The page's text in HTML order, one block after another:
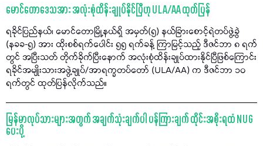
မောင်တောဒေသအား အလုံးစုံထိန်းချုပ်နိုင်ပြီဟု ULA/AA ထုတ်ပြန်
ရခိုင်ပြည်နယ်၊ မောင်တောမြို့နယ်ရှိ အမှတ်(၅) နယ်ခြားစောင့်ရဲတပ်ဖွဲ့ခွဲ
(နခခ-၅) အား ထိုးစစ်ရက်ပေါင်း ၅၅ ရက်ခန့် ကြာမြင့်သည့် ဒီဇင်ဘာ ၈ ရက်
တွင် အပြီးသတ် တိုက်ခိုက်ပြီးနောက် အလုံးစုံထိန်းချုပ်ထားနိုင်ပြီဖြစ်ကြောင်း
ရခိုင်အမျိုးသားအဖွဲ့ချုပ်/အာရက္ခတပ်တော် (ULA/AA) က ဒီဇင်ဘာ ၁၀
ရက်တွင် ထုတ်ပြန်လိုက်သည်။
မြန်မာလုပ်သားများအတွက် အချက်သုံးချက်ပါ ပန်ကြားချက် ထိုင်းအစိုးရထံ NUG
ပေးပို့